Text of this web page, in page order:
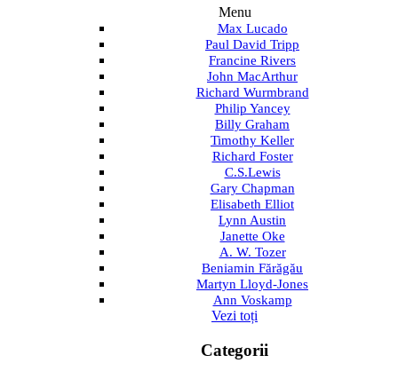
Menu
Max Lucado
Paul David Tripp
Francine Rivers
John MacArthur
Richard Wurmbrand
Philip Yancey
Billy Graham
Timothy Keller
Richard Foster
C.S.Lewis
Gary Chapman
Elisabeth Elliot
Lynn Austin
Janette Oke
A. W. Tozer
Beniamin Fărăgău
Martyn Lloyd-Jones
Ann Voskamp
Vezi toți
Categorii